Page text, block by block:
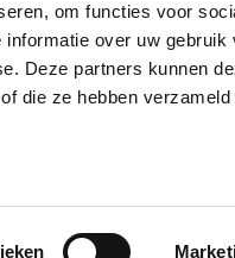
om functies voor
over uw gebruik
Deze partners kunnen
die ze hebben